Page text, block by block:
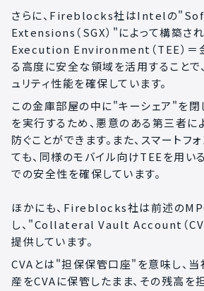
さらに、Fireblocks社はIntelの
Extensions（SGX）"によって構築さ
Execution Environment（TEE）＝
る高度に安全な領域を活用することで
ュリティ性能を確保しています。
この金庫部屋の中に"キーシェア"を
を実行するため、悪意のある第三者に
防ぐことができます。また、スマートフ
ても、同様のモバイル向けTEEを用い
での安全性を確保しています。
ほかにも、Fireblocks社は前述の
し、"Collateral Vault Account（
提供しています。
CVAとは"担保保管口座"を意味し、
産をCVAに保管したまま、その残高を